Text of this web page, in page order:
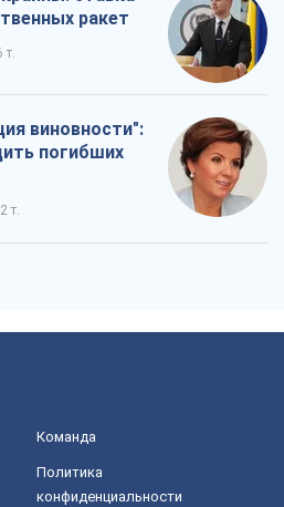
ракет
т.
виновности":
погибших
т.
Команда
Политика
конфиденциальности